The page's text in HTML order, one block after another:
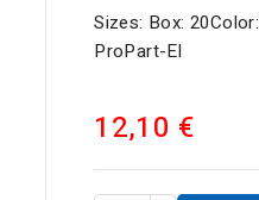
Sizes: Box:
ProPart-El
12,10 €